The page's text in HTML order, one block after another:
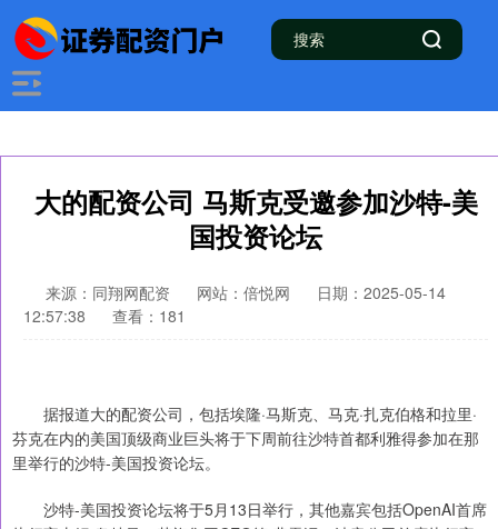
大的配资公司 马斯克受邀参加沙特-美
国投资论坛
来源：同翔网配资 网站：倍悦网
日期：2025-05-14
12:57:38
查看：181
据报道大的配资公司，包括埃隆·马斯克、马克·扎克伯格和拉里·
芬克在内的美国顶级商业巨头将于下周前往沙特首都利雅得参加在那
里举行的沙特-美国投资论坛。
沙特-美国投资论坛将于5月13日举行，其他嘉宾包括OpenAI首席